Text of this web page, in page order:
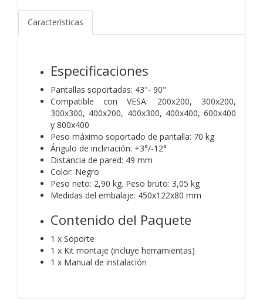
Características
Especificaciones
Pantallas soportadas: 43"- 90"
Compatible con VESA: 200x200, 300x200,
300x300, 400x200, 400x300, 400x400, 600x400
y 800x400
Peso máximo soportado de pantalla: 70 kg
Ángulo de inclinación: +3°/-12°
Distancia de pared: 49 mm
Color: Negro
Peso neto: 2,90 kg. Peso bruto: 3,05 kg
Medidas del embalaje: 450x122x80 mm
Contenido del Paquete
1 x Soporte
1 x Kit montaje (incluye herramientas)
1 x Manual de instalación